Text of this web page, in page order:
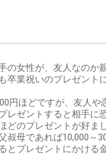
の女性が、友人なのか
卒業祝いのプレゼント
円ほどですが、友人や
レゼントすると相手に
どのプレゼントが好ま
叔母であれば10,000～
とプレゼントにかける